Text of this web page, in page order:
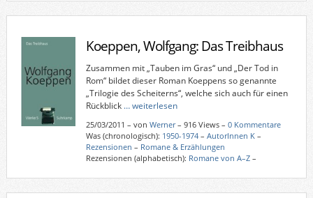
Koeppen, Wolfgang: Das Treibhaus
Zusammen mit „Tauben im Gras“ und „Der Tod in
Rom“ bildet dieser Roman Koeppens so genannte
„Trilogie des Scheiterns“, welche sich auch für einen
Rückblick … weiterlesen
25/03/2011 – von Werner– 916 Views – 0 Kommentare
Was (chronologisch): 1950-1974– AutorInnen K–
Rezensionen – Romane & Erzählungen
Rezensionen (alphabetisch): Romane von A–Z–